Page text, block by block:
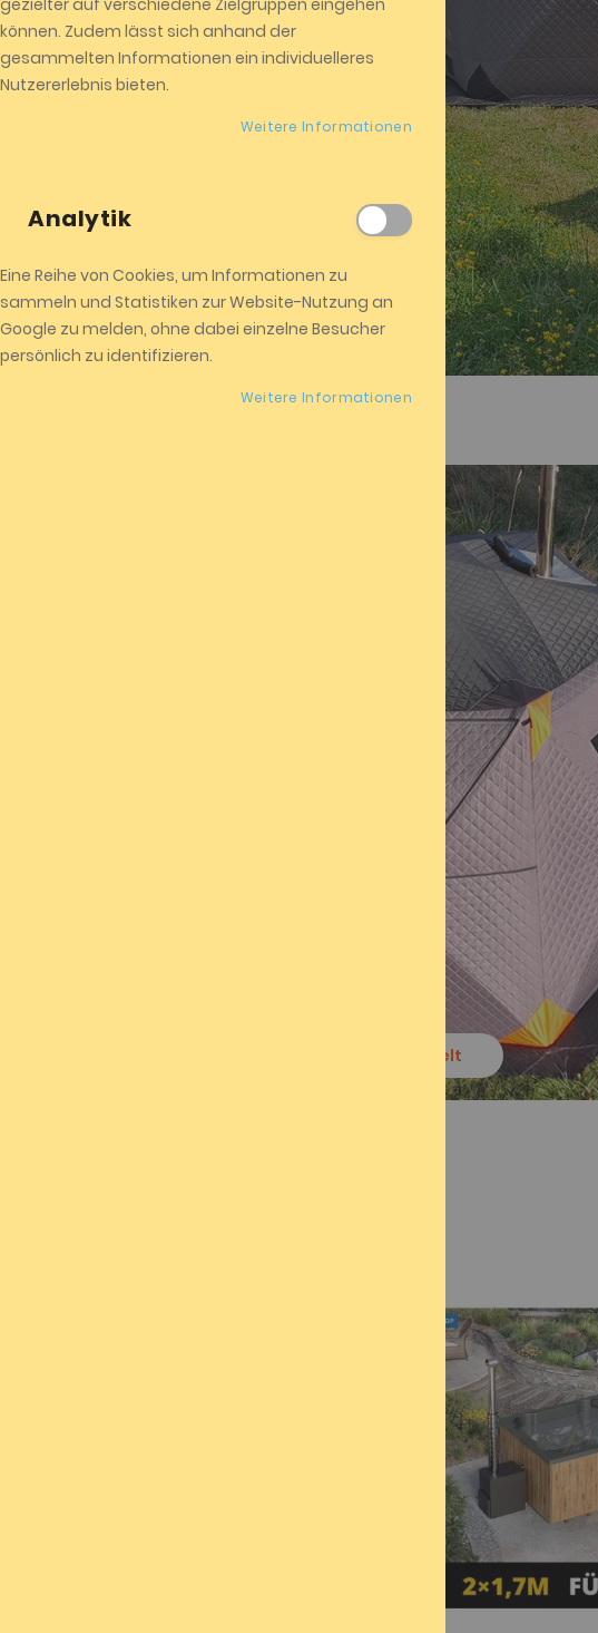
Garten - Camping - Natur
Sauna-Zelt
gezielter auf verschiedene Zielgruppen eingehen
können. Zudem lässt sich anhand der
gesammelten Informationen ein individuelleres
Nutzererlebnis bieten.
Weitere Informationen
Analytik
Eine Reihe von Cookies, um Informationen zu
sammeln und Statistiken zur Website-Nutzung an
Google zu melden, ohne dabei einzelne Besucher
persönlich zu identifizieren.
Weitere Informationen